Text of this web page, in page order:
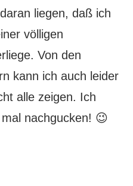
liegen, daß ich
völligen
Von den
kann ich auch leider
alle zeigen. Ich
nachgucken! 😉